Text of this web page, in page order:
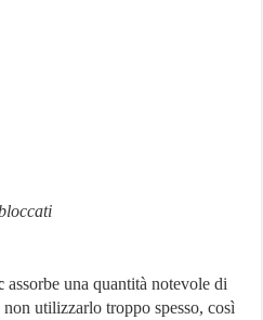
assorbe una quantità notevole di
utilizzarlo troppo spesso, così